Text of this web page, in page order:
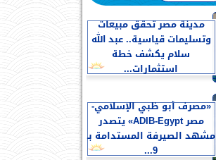
مدينة مصر تحقق مبيعات
وتسليمات قياسية.. عبد الله
سلام يكشف خطة
استثمارات...
«مصرف أبو ظبي الإسلامي-
مصر ADIB-Egypt» يتصدر
مشهد الصيرفة المستدامة بـ
9...